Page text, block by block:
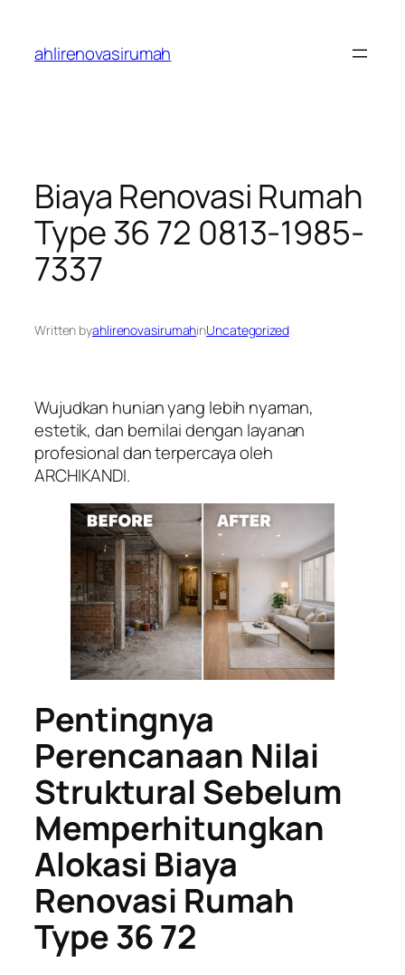
content
ahlirenovasirumah
Biaya Renovasi Rumah
Type 36 72 0813-1985-
7337
Written byahlirenovasirumahinUncategorized
Wujudkan hunian yang lebih nyaman,
estetik, dan bernilai dengan layanan
profesional dan terpercaya oleh
ARCHIKANDI.
Pentingnya
Perencanaan Nilai
Struktural Sebelum
Memperhitungkan
Alokasi Biaya
Renovasi Rumah
Type 36 72